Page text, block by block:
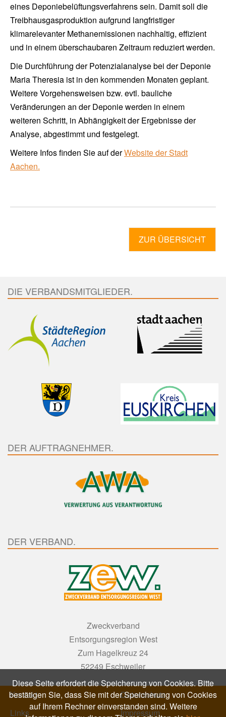
eines Deponiebelüftungsverfahrens sein. Damit soll die
Treibhausgasproduktion aufgrund langfristiger
klimarelevanter Methanemissionen nachhaltig, effizient
und in einem überschaubaren Zeitraum reduziert werden.
Die Durchführung der Potenzialanalyse bei der Deponie
Maria Theresia ist in den kommenden Monaten geplant.
Weitere Vorgehensweisen bzw. evtl. bauliche
Veränderungen an der Deponie werden in einem
weiteren Schritt, in Abhängigkeit der Ergebnisse der
Analyse, abgestimmt und festgelegt.
Weitere Infos finden Sie auf derWebsite der Stadt
Aachen.
ZUR ÜBERSICHT
DIE VERBANDSMITGLIEDER.
DER AUFTRAGNEHMER.
DER VERBAND.
Zweckverband
Entsorgungsregion West
Zum Hagelkreuz 24
52249 Eschweiler
Kontakt
Datenschutz
Links
Impressum
Diese Seite erfordert die Speicherung von Cookies. Bitte
bestätigen Sie, dass Sie mit der Speicherung von Cookies
auf Ihrem Rechner einverstanden sind. Weitere